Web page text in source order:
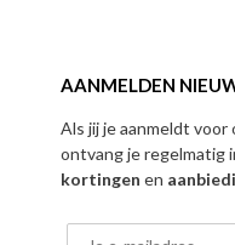
AANMELDEN
Als jij je aanmeldt
ontvang je regelmatig
kortingen en